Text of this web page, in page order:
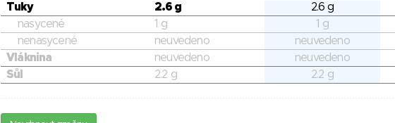
Tuky
2.6 g 2.6 g
nasycené
1 g
1 g
nenasycené
neuvedeno
neuvedeno
Vláknina
neuvedeno
neuvedeno
Sůl
2.2 g 2.2 g